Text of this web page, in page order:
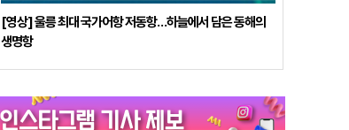
[영상] 울릉 최대 국가어항 저동항…하늘에서 담은 동해의
생명항